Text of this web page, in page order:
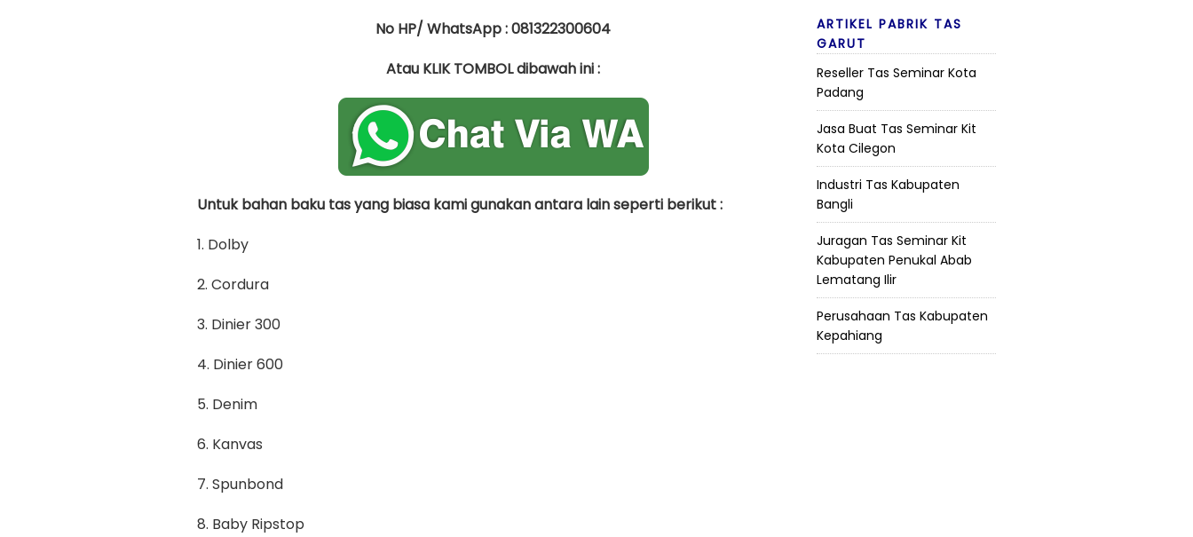
No HP/ WhatsApp : 081322300604
Atau KLIK TOMBOL dibawah ini :
Untuk bahan baku tas yang biasa kami gunakan antara lain seperti berikut :
1. Dolby
2. Cordura
3. Dinier 300
4. Dinier 600
5. Denim
6. Kanvas
7. Spunbond
8. Baby Ripstop
ARTIKEL PABRIK TAS
GARUT
Reseller Tas Seminar Kota
Padang
Jasa Buat Tas Seminar Kit
Kota Cilegon
Industri Tas Kabupaten
Bangli
Juragan Tas Seminar Kit
Kabupaten Penukal Abab
Lematang Ilir
Perusahaan Tas Kabupaten
Kepahiang